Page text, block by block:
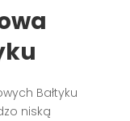
Bałtyku
niską